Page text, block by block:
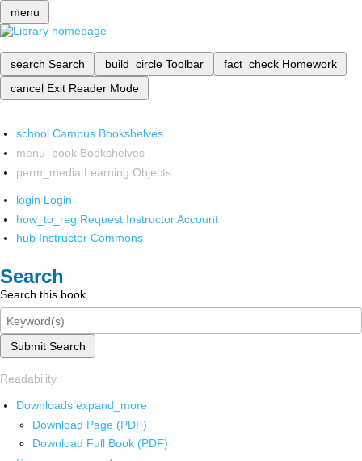
menu
search Search build_circle Toolbar fact_check Homework
cancel Exit Reader Mode
school Campus Bookshelves
menu_book Bookshelves
perm_media Learning Objects
login Login
how_to_reg Request Instructor Account
hub Instructor Commons
Search
Search this book
Submit Search
Readability
Downloads expand_more
Download Page (PDF)
Download Full Book (PDF)